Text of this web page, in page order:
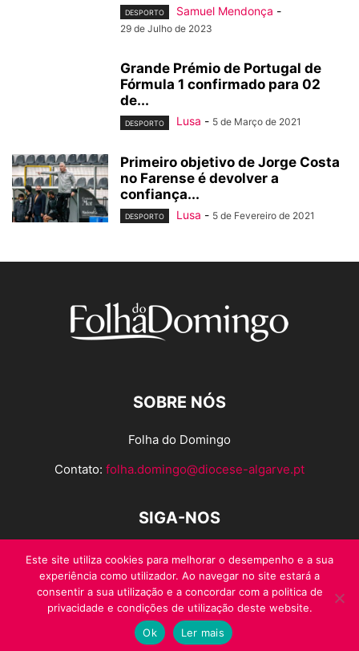
DESPORTO Samuel Mendonça -
29 de Julho de 2023
Grande Prémio de Portugal de
Fórmula 1 confirmado para 02
de...
DESPORTO Lusa - 5 de Março de 2021
Primeiro objetivo de Jorge Costa
no Farense é devolver a
confiança...
DESPORTO Lusa - 5 de Fevereiro de 2021
SOBRE NÓS
Folha do Domingo
Contato: folha.domingo@diocese-algarve.pt
SIGA-NOS
© Folha do Domingo 2026, todos os direitos reservados.
Este site utiliza cookies para melhorar o desempenho e a sua
experiência como utilizador. Ao navegar no site estará a
consentir a sua utilização e a concordar com a politica de
privacidade e condições de utilização deste website.
Ok
Ler mais